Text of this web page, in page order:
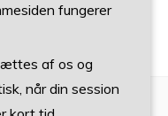
fungerer
af os og
når din session